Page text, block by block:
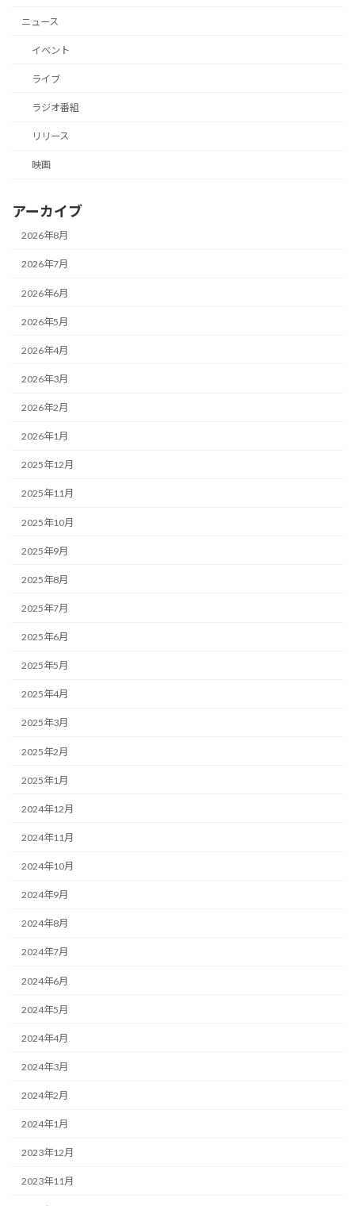
ニュース
イベント
ライブ
ラジオ番組
リリース
映画
アーカイブ
2026年8月
2026年7月
2026年6月
2026年5月
2026年4月
2026年3月
2026年2月
2026年1月
2025年12月
2025年11月
2025年10月
2025年9月
2025年8月
2025年7月
2025年6月
2025年5月
2025年4月
2025年3月
2025年2月
2025年1月
2024年12月
2024年11月
2024年10月
2024年9月
2024年8月
2024年7月
2024年6月
2024年5月
2024年4月
2024年3月
2024年2月
2024年1月
2023年12月
2023年11月